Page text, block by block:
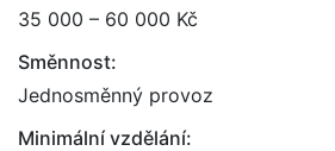
35 000 – 60 000 Kč
Směnnost:
Jednosměnný provoz
Minimální vzdělání: